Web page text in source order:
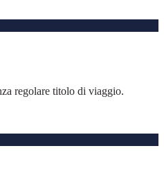
regolare titolo di viaggio.